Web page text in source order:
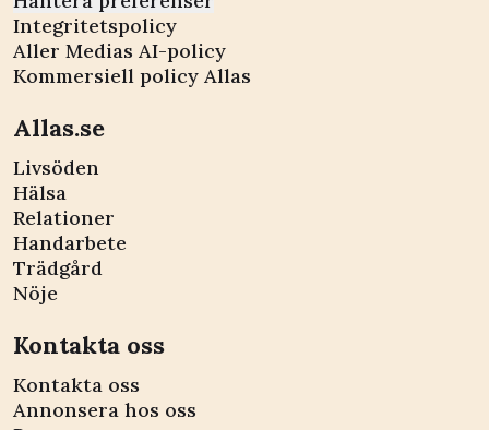
Integritetspolicy
Aller Medias AI-policy
Kommersiell policy Allas
Allas.se
Livsöden
Hälsa
Relationer
Handarbete
Trädgård
Nöje
Kontakta oss
Kontakta oss
Annonsera hos oss